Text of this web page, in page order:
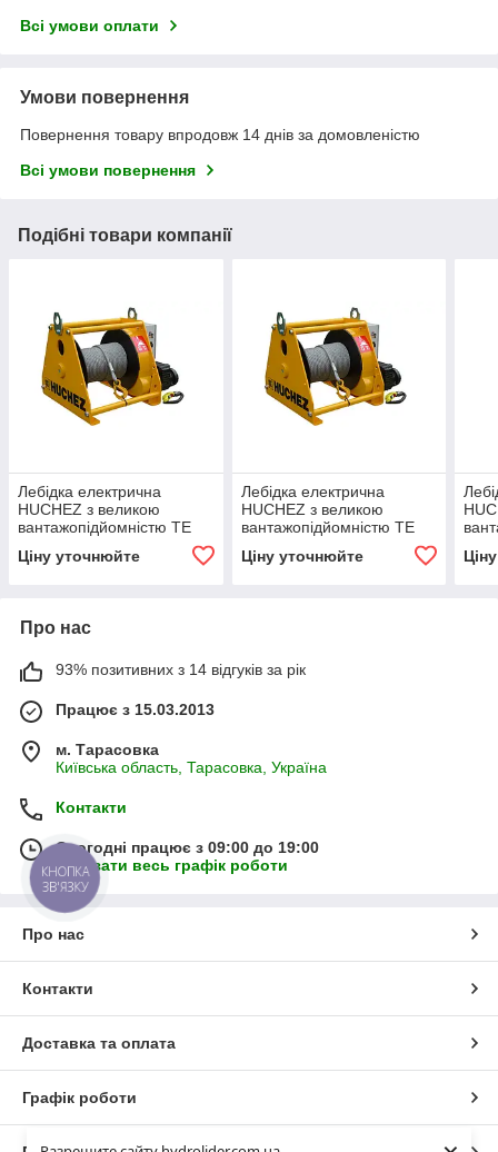
Всі умови оплати
Умови повернення
Повернення товару впродовж 14 днів за домовленістю
Всі умови повернення
Подібні товари компанії
Лебідка електрична
HUCHEZ з великою
вантажопідйомністю TE
900 кг/11м /хв, регулятор
швидкості
Ціну уточнюйте
Лебідка електрична
HUCHEZ з великою
вантажопідйомністю TE
600 кг/10 м / хв, регулятор
швидкості
Ціну уточнюйте
Про нас
93% позитивних з 14 відгуків за рік
Працює з 15.03.2013
м. Тарасовка
Київська область, Тарасовка, Україна
Контакти
Сьогодні працює з 09:00 до 19:00
Показати весь графік роботи
Про нас
Контакти
Доставка та оплата
Графік роботи
КНОПКА
ЗВ'ЯЗКУ